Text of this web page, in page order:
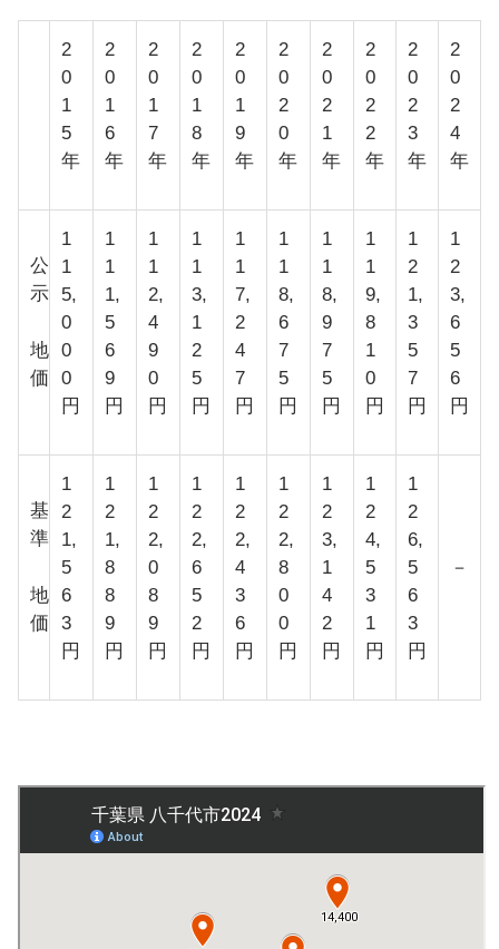
2
0
1
5
年
2
0
1
6
年
2
0
1
7
年
2
0
1
8
年
2
0
1
9
年
2
0
2
0
年
2
0
2
1
年
2
0
2
2
年
2
0
2
3
年
2
0
2
4
年
公
示
地
価
1
1
5,
0
0
0
円
1
1
1,
5
6
9
円
1
1
2,
4
9
0
円
1
1
3,
1
2
5
円
1
1
7,
2
4
7
円
1
1
8,
6
7
5
円
1
1
8,
9
7
5
円
1
1
9,
8
1
0
円
1
2
1,
3
5
7
円
1
2
3,
6
5
6
円
基
準
地
価
1
2
1,
5
6
3
円
1
2
1,
8
8
9
円
1
2
2,
0
8
9
円
1
2
2,
6
5
2
円
1
2
2,
4
3
6
円
1
2
2,
8
0
0
円
1
2
3,
1
4
2
円
1
2
4,
5
3
1
円
1
2
6,
5
6
3
円
－